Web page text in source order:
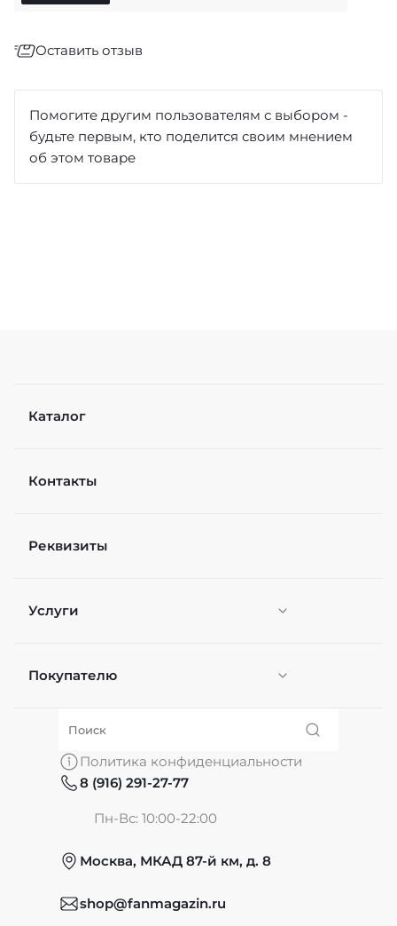
Оставить отзыв
Файл
Я согласен(а) на
обработку персональных
Отправить
Помогите другим пользователям с выбором -
будьте первым, кто поделится своим мнением
об этом товаре
Каталог
Контакты
Реквизиты
Услуги
Персонификация
Покупателю
О нас
Обмен и возврат
Политика конфиденциальности
8 (916) 291-27-77
Пн-Вс: 10:00-22:00
Москва, МКАД 87-й км, д. 8
shop@fanmagazin.ru